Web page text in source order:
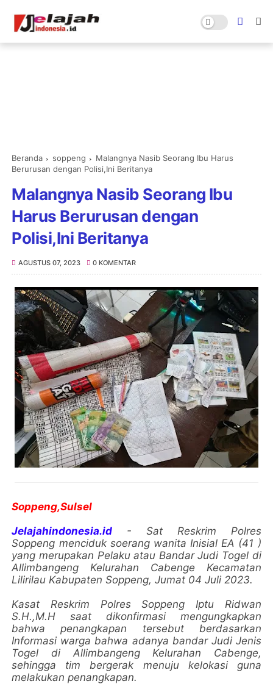
Beranda soppeng
Malangnya Nasib Seorang Ibu Harus
Berurusan dengan Polisi,Ini Beritanya
Malangnya Nasib Seorang Ibu
Harus Berurusan dengan
Polisi,Ini Beritanya
AGUSTUS 07, 2023 0 KOMENTAR
Soppeng,Sulsel
Jelajahindonesia.id - Sat Reskrim Polres
Soppeng menciduk soerang wanita Inisial EA (41 )
yang merupakan Pelaku atau Bandar Judi Togel di
Allimbangeng Kelurahan Cabenge Kecamatan
Lilirilau Kabupaten Soppeng, Jumat 04 Juli 2023.
Kasat Reskrim Polres Soppeng Iptu Ridwan
S.H.,M.H saat dikonfirmasi mengungkapkan
bahwa penangkapan tersebut berdasarkan
Informasi warga bahwa adanya bandar Judi Jenis
Togel di Allimbangeng Kelurahan Cabenge,
sehingga tim bergerak menuju kelokasi guna
melakukan penangkapan.